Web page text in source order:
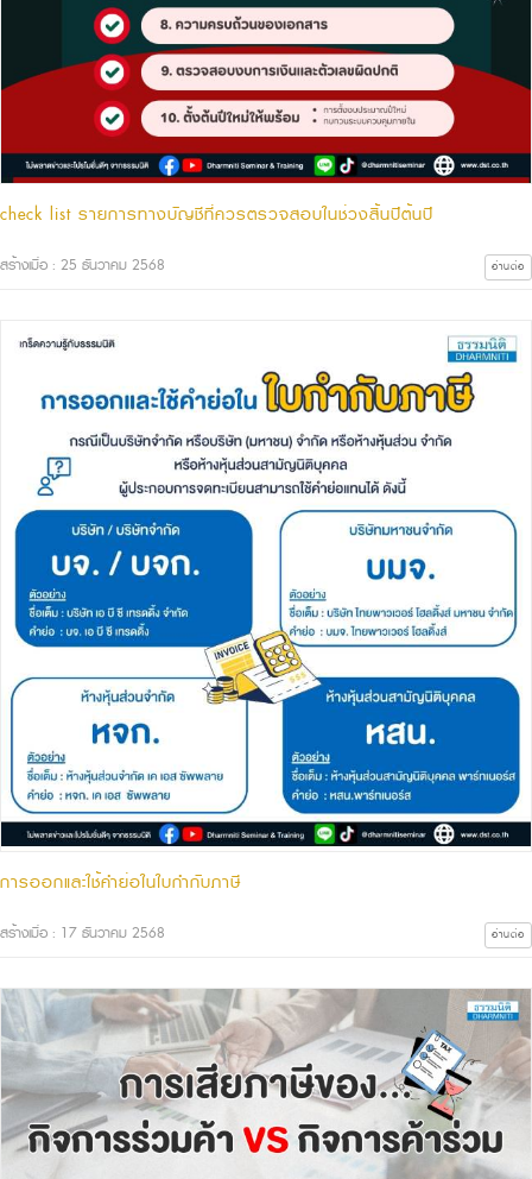
check list รายการทางบัญชีที่ควรตรวจสอบในช่วงสิ้นปีต้นปี
สร้างเมื่อ : 25 ธันวาคม 2568 อ่านต่อ
การออกและใช้คำย่อในใบกำกับภาษี
สร้างเมื่อ : 17 ธันวาคม 2568 อ่านต่อ